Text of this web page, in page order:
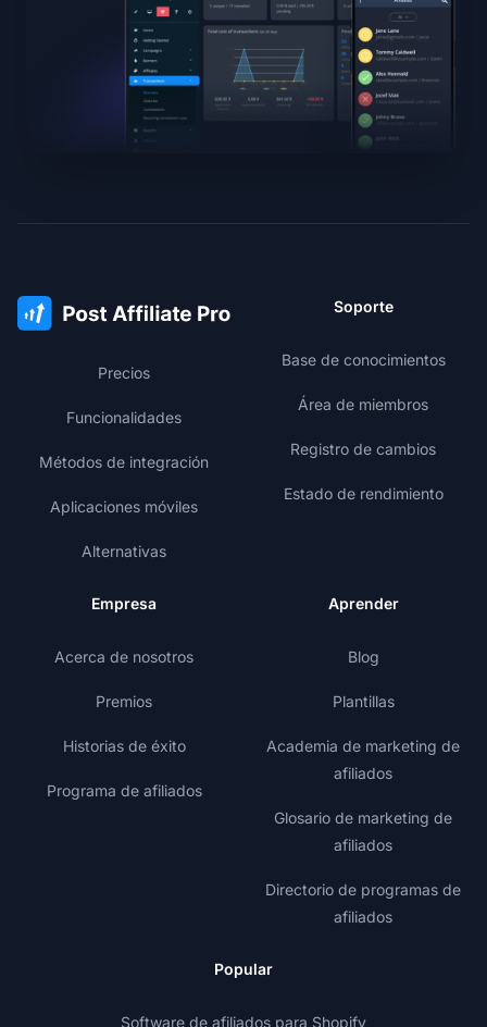
Precios
Funcionalidades
Métodos de integración
Aplicaciones móviles
Alternativas
Soporte
Base de conocimientos
Área de miembros
Registro de cambios
Estado de rendimiento
Empresa
Acerca de nosotros
Premios
Historias de éxito
Programa de afiliados
Aprender
Blog
Plantillas
Academia de marketing de
afiliados
Glosario de marketing de
afiliados
Directorio de programas de
afiliados
Popular
Software de afiliados para Shopify